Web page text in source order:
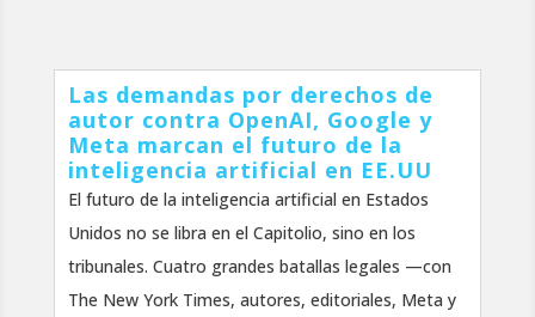
Las demandas por derechos de
autor contra OpenAI, Google y
Meta marcan el futuro de la
inteligencia artificial en EE.UU
El futuro de la inteligencia artificial en Estados
Unidos no se libra en el Capitolio, sino en los
tribunales. Cuatro grandes batallas legales —con
The New York Times, autores, editoriales, Meta y